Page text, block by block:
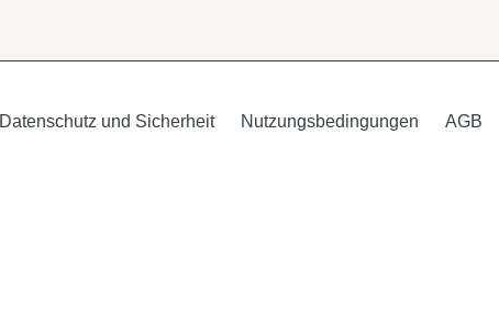
Datenschutz und Sicherheit Nutzungsbedingungen AGB